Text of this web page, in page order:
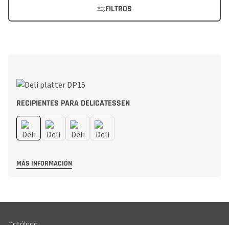
FILTROS
RECIPIENTES PARA DELICATESSEN
MÁS INFORMACIÓN